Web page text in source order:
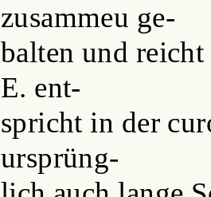
zusammeu ge-
balten und
E. ent-
spricht in der
ursprüng-